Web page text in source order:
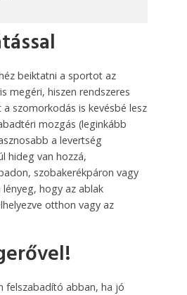
beiktatni a sportot az
megéri, hiszen rendszeres
szomorkodás is kevésbé lesz
mozgás (leginkább
a levertség
hideg van hozzá,
szobakerékpáron vagy
hogy az ablak
otthon vagy az
felszabadító abban, ha jó